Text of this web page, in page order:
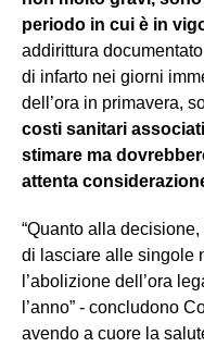
periodo in cui è in
addirittura
di infarto nei giorni
dell’ora in primavera,
costi sanitari
stimare ma
attenta
“Quanto alla
di lasciare alle singole
l’abolizione dell’ora
l’anno” - concludono
avendo a cuore la